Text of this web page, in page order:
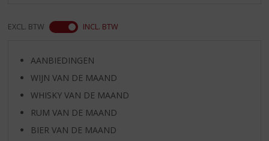
EXCL. BTW INCL. BTW
AANBIEDINGEN
WIJN VAN DE MAAND
WHISKY VAN DE MAAND
RUM VAN DE MAAND
BIER VAN DE MAAND